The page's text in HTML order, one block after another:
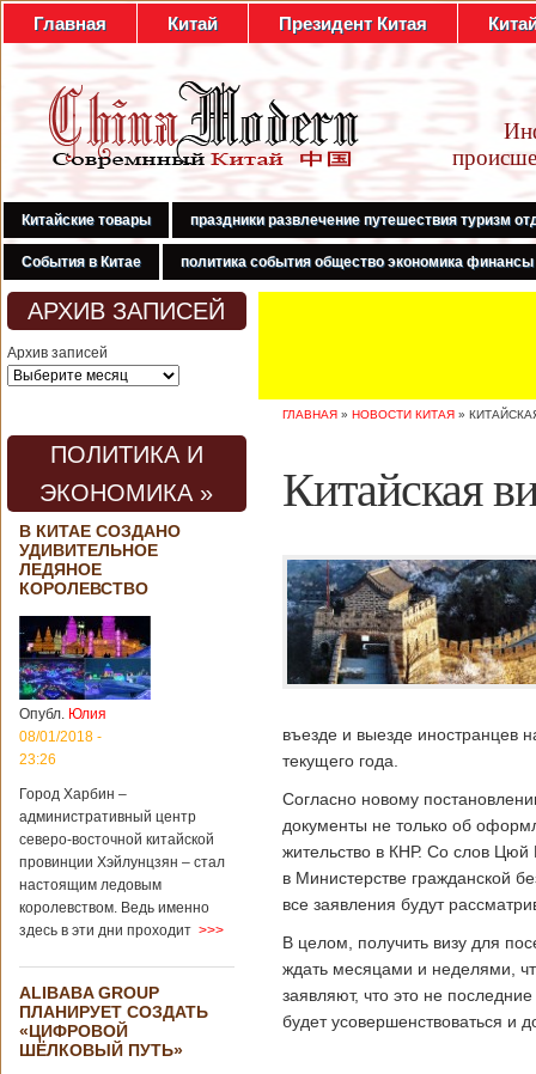
Главная Китай Президент Китая
Китайские товары праздники развлечение путешествия туризм
События в Китае политика события общество экономика финансы
АРХИВ ЗАПИСЕЙ
Архив записей
ПОЛИТИКА И
ЭКОНОМИКА »
В КИТАЕ СОЗДАНО
УДИВИТЕЛЬНОЕ
ЛЕДЯНОЕ
КОРОЛЕВСТВО
Опубл. Юлия
08/01/2018 -
23:26
Город Харбин –
административный центр
северо-восточной китайской
провинции Хэйлунцзян – стал
настоящим ледовым
королевством. Ведь именно
здесь в эти дни проходит >>>
ALIBABA GROUP
ПЛАНИРУЕТ СОЗДАТЬ
«ЦИФРОВОЙ
ШЁЛКОВЫЙ ПУТЬ»
ГЛАВНАЯ » НОВОСТИ КИТАЯ »
Китайская
въезде и выезде иностранцев
текущего года.
Согласно новому
документы не только об
жительство в КНР. Со слов
в Министерстве гражданской
все заявления будут
В целом, получить визу для
ждать месяцами и неделями,
заявляют, что это не
будет усовершенствоваться и